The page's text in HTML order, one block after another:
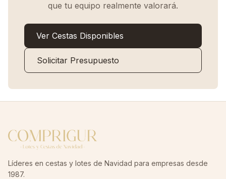
que tu equipo realmente valorará.
Ver Cestas Disponibles
Solicitar Presupuesto
Líderes en cestas y lotes de Navidad para empresas desde
1987.